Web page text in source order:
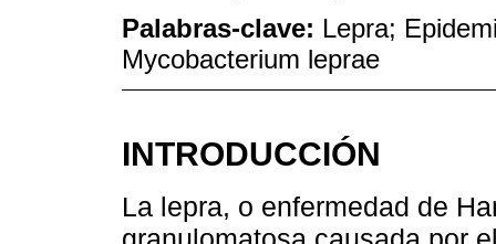
Palabras-clave: Lepra;
Mycobacterium leprae
INTRODUCCIÓN
La lepra, o enfermedad de